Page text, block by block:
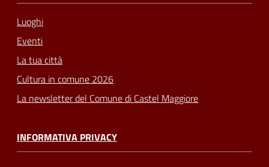
Luoghi
Eventi
La tua città
Cultura in comune 2026
La newsletter del Comune di Castel Maggiore
INFORMATIVA PRIVACY